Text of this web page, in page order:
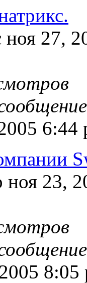
ноя 27,
6:44
ноя 23,
8:05